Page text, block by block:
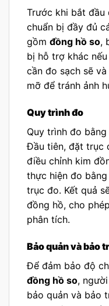
Trước khi bắt đầu
chuẩn bị đầy đủ
gồm đồng hồ so,
bị hỗ trợ khác
cần đo sạch sẽ
mỡ để tránh ảnh
Quy trình đo
Quy trình đo bằng
Đầu tiên, đặt trục
điều chỉnh kim
thực hiện đo
trục đo. Kết quả
đồng hồ, cho
phân tích.
Bảo quản và bảo
Để đảm bảo độ
đồng hồ so,
bảo quản và bảo